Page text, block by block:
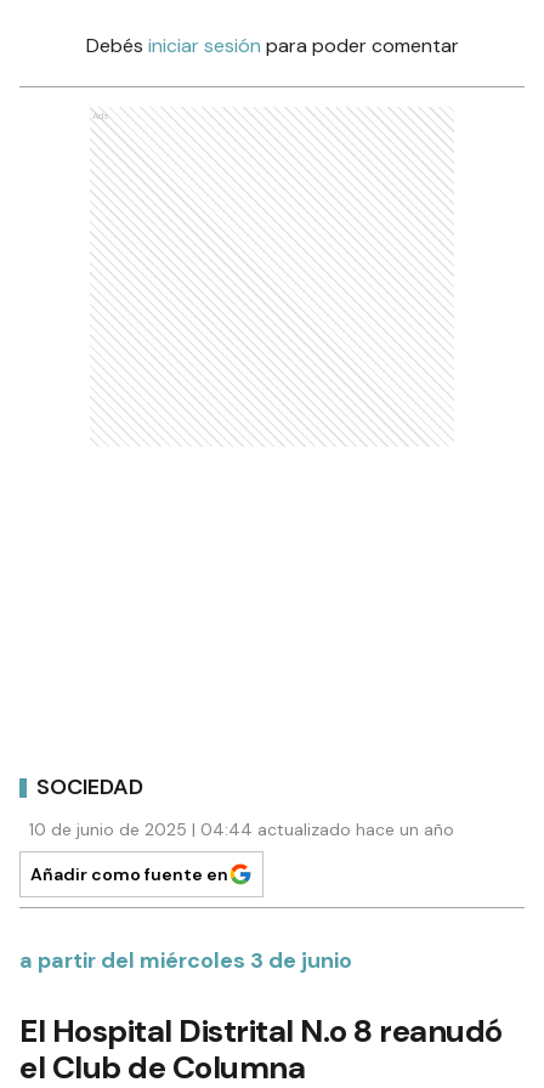
Debés iniciar sesión para poder comentar
Ads
SOCIEDAD
10 de junio de 2025 | 04:44 actualizado hace un año
Añadir como fuente en
a partir del miércoles 3 de junio
El Hospital Distrital N.o 8 reanudó
el Club de Columna